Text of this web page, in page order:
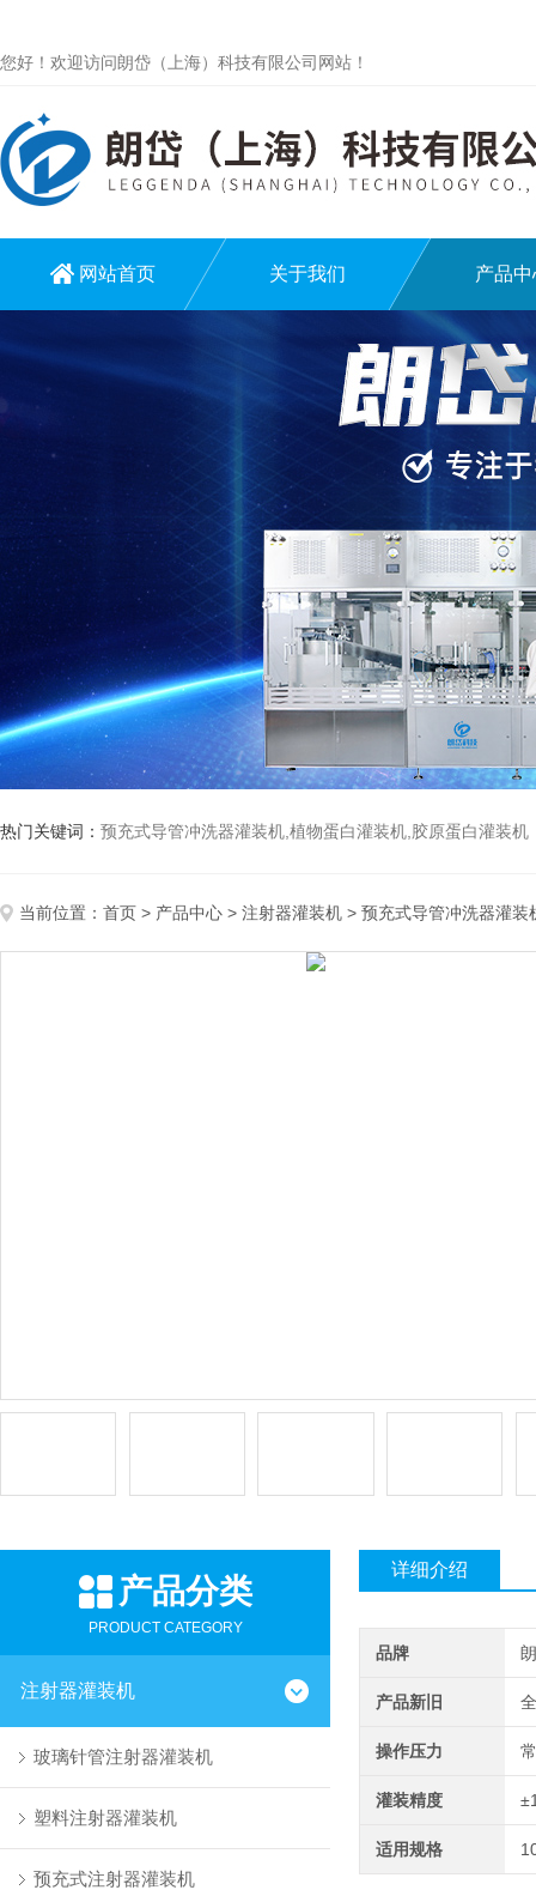
您好！欢迎访问朗岱（上海）科技有限公司网站！
网站首页 关于我们 产品中
热门关键词： 预充式导管冲洗器灌装机,植物蛋白灌装机,胶原蛋白灌装机
当前位置： 首页 > 产品中心 > 注射器灌装机 > 预充式导管冲洗器灌装
产品分类
PRODUCT CATEGORY
注射器灌装机
玻璃针管注射器灌装机
塑料注射器灌装机
预充式注射器灌装机
详细介绍
品牌
产品新旧
操作压力
灌装精度
适用规格